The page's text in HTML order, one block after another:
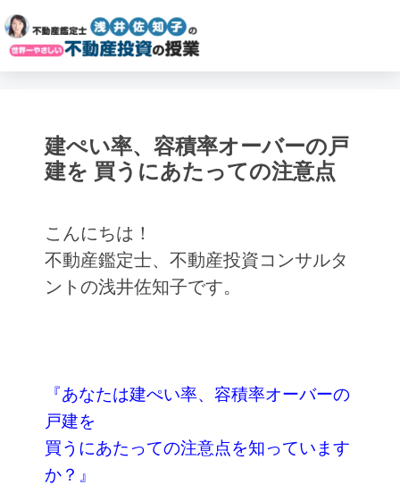
建ぺい率、容積率オーバーの戸
建を 買うにあたっての注意点
こんにちは！
不動産鑑定士、不動産投資コンサルタ
ントの浅井佐知子です。
『あなたは建ぺい率、容積率オーバーの
戸建を
買うにあたっての注意点を知っています
か？』